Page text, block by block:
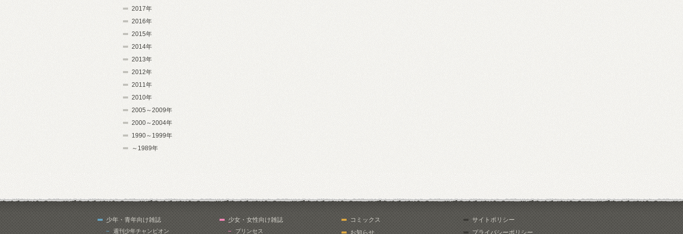
2017年
2016年
2015年
2014年
2013年
2012年
2011年
2010年
2005～2009年
2000～2004年
1990～1999年
～1989年
少年・青年向け雑誌
週刊少年チャンピオン
少女・女性向け雑誌
プリンセス
コミックス
お知らせ
サイトポリシー
プライバシーポリシー